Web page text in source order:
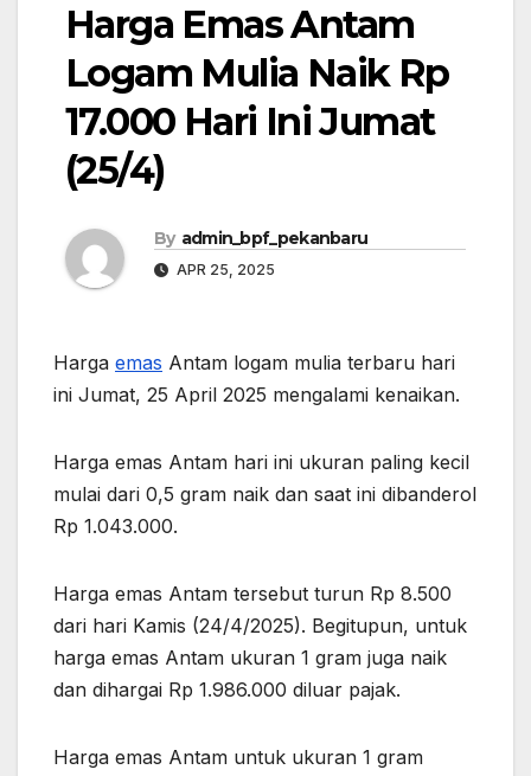
Harga Emas Antam
Logam Mulia Naik Rp
17.000 Hari Ini Jumat
(25/4)
By admin_bpf_pekanbaru
APR 25, 2025
Harga emas Antam logam mulia terbaru hari
ini Jumat, 25 April 2025 mengalami kenaikan.
Harga emas Antam hari ini ukuran paling kecil
mulai dari 0,5 gram naik dan saat ini dibanderol
Rp 1.043.000.
Harga emas Antam tersebut turun Rp 8.500
dari hari Kamis (24/4/2025). Begitupun, untuk
harga emas Antam ukuran 1 gram juga naik
dan dihargai Rp 1.986.000 diluar pajak.
Harga emas Antam untuk ukuran 1 gram